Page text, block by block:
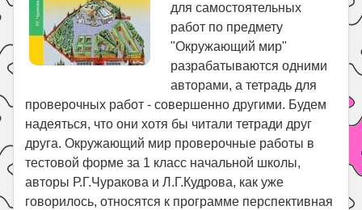
для самостоятельных
работ по предмету
"Окружающий мир"
разрабатываются одними
авторами, а тетрадь для
проверочных работ - совершенно другими. Будем
надеяться, что они хотя бы читали тетради друг
друга. Окружающий мир проверочные работы в
тестовой форме за 1 класс начальной школы,
авторы Р.Г.Чуракова и Л.Г.Кудрова, как уже
говорилось, относятся к программе перспективная